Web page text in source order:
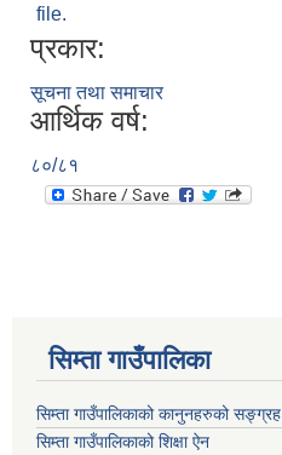
file.
प्रकार:
सूचना तथा समाचार
आर्थिक वर्ष:
८०/८१
सिम्ता गाउँपालिका
सिम्ता गाउँपालिकाको कानुनहरुको सङ्ग्रह
सिम्ता गाउँपालिकाको शिक्षा ऐन